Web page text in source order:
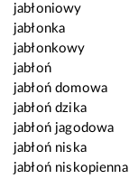
jabłoniowy
jabłonka
jabłonkowy
jabłoń
jabłoń domowa
jabłoń dzika
jabłoń jagodowa
jabłoń niska
jabłoń niskopienna